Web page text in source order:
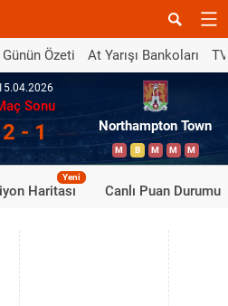
Günün Özeti At Yarışı Bankoları
Sonu
2 - 1 Northampton Town
M B M M M
Haritası
Yeni
Canlı Puan Durumu